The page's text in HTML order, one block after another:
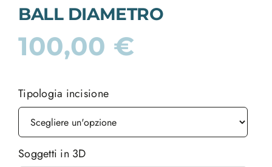
BALL DIAMETRO
100,00 €
Tipologia incisione
Soggetti in 3D